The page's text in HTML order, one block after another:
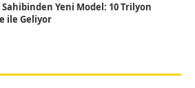
Sahibinden Yeni Model: 10 Trilyon
ile Geliyor